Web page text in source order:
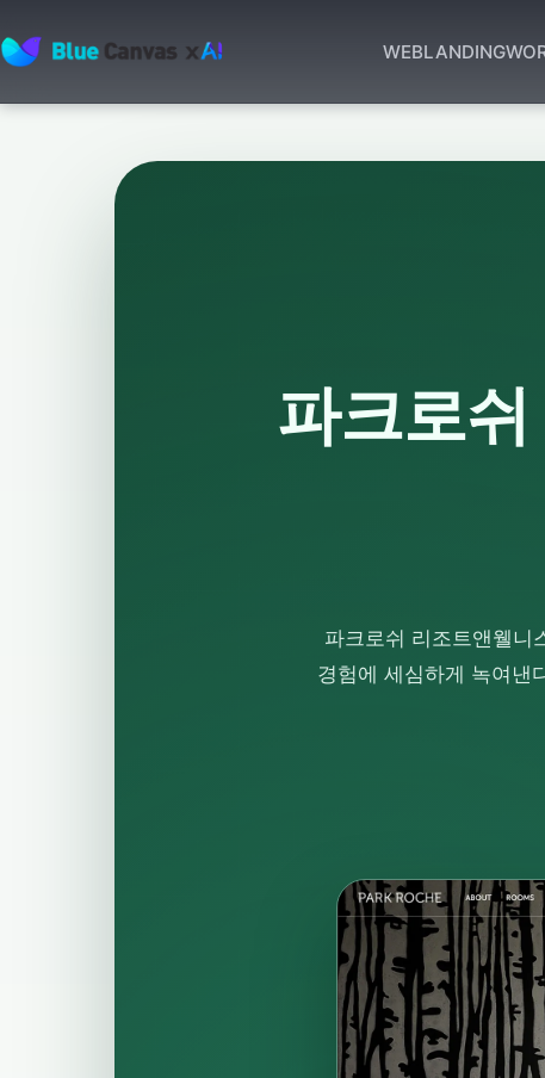
BLUECANVAS
WEBLANDING
파크로
파크로쉬 리조트앤웰니
경험에 세심하게 녹여낸